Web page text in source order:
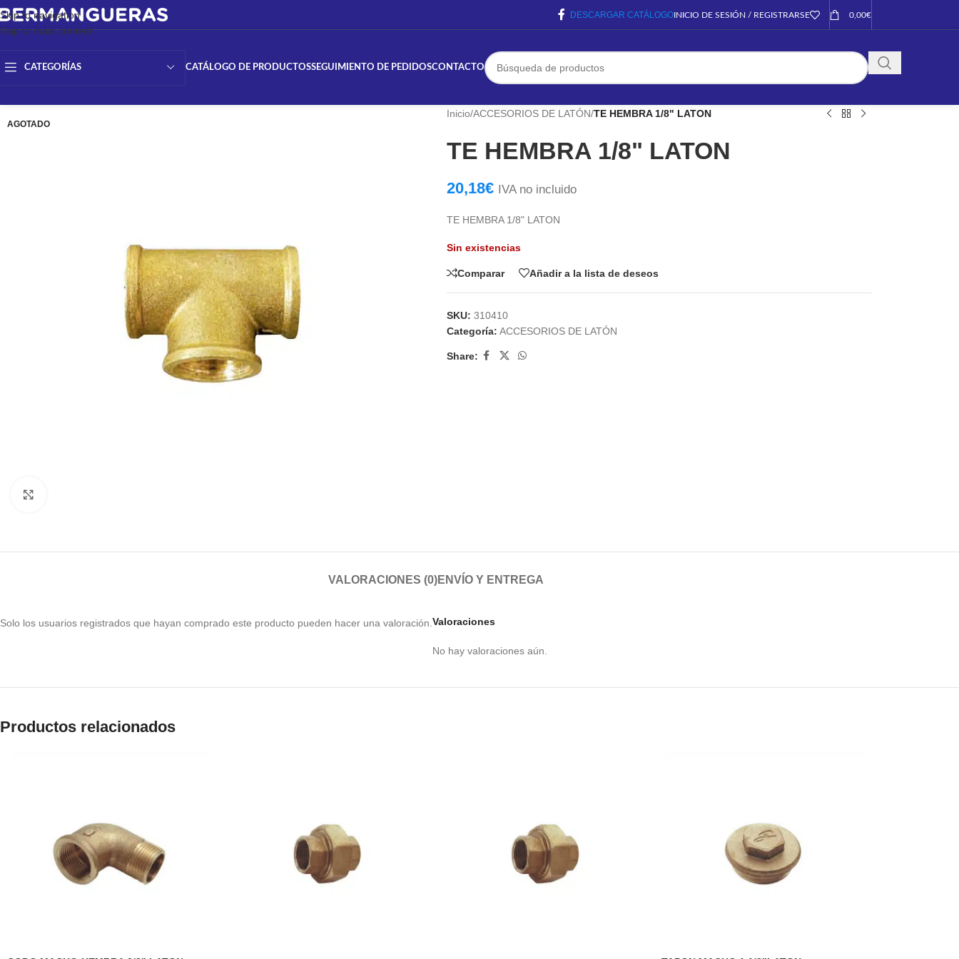
Skip to navigation
Skip to main content
DESCARGAR CATÁLOGOINICIO DE SESIÓN / REGISTRARSE 0,00€
CATEGORÍAS CATÁLOGO DE PRODUCTOSSEGUIMIENTO DE PEDIDOSCONTACTO
AGOTADO
Inicio/ACCESORIOS DE LATÓN/TE HEMBRA 1/8" LATON
TE HEMBRA 1/8" LATON
20,18€ IVA no incluido
TE HEMBRA 1/8" LATON
Sin existencias
Comparar Añadir a la lista de deseos
SKU: 310410
Categoría: ACCESORIOS DE LATÓN
Share:
VALORACIONES (0)ENVÍO Y ENTREGA
Valoraciones
No hay valoraciones aún.
Solo los usuarios registrados que hayan comprado este producto pueden hacer una valoración.
Productos relacionados